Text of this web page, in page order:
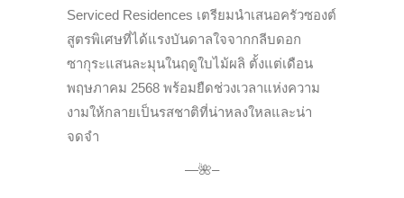
Serviced Residences เตรียมนำเสนอครัวซองต์
สูตรพิเศษที่ได้แรงบันดาลใจจากกลีบดอก
ซากุระแสนละมุนในฤดูใบไม้ผลิ ตั้งแต่เดือน
พฤษภาคม 2568 พร้อมยืดช่วงเวลาแห่งความ
งามให้กลายเป็นรสชาติที่น่าหลงใหลและน่า
จดจำ
—🌺–